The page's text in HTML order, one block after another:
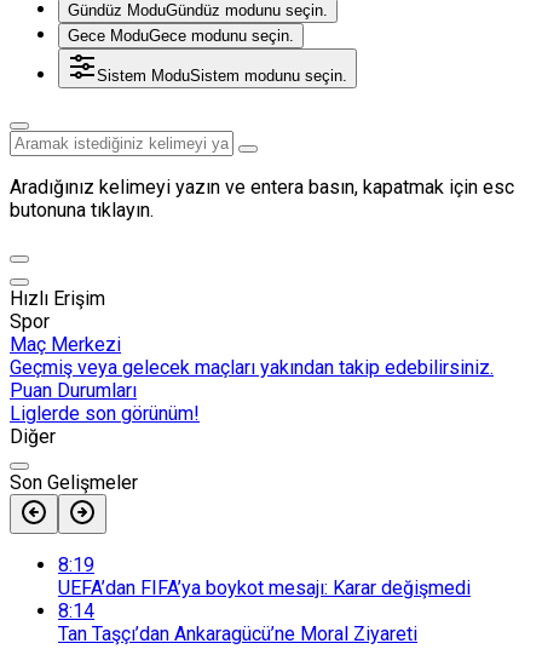
Gündüz ModuGündüz modunu seçin.
Gece ModuGece modunu seçin.
Sistem ModuSistem modunu seçin.
Aradığınız kelimeyi yazın ve entera basın, kapatmak için esc
butonuna tıklayın.
Hızlı Erişim
Spor
Maç Merkezi
Geçmiş veya gelecek maçları yakından takip edebilirsiniz.
Puan Durumları
Liglerde son görünüm!
Diğer
Son Gelişmeler
8:19
UEFA’dan FIFA’ya boykot mesajı: Karar değişmedi
8:14
Tan Taşçı’dan Ankaragücü’ne Moral Ziyareti